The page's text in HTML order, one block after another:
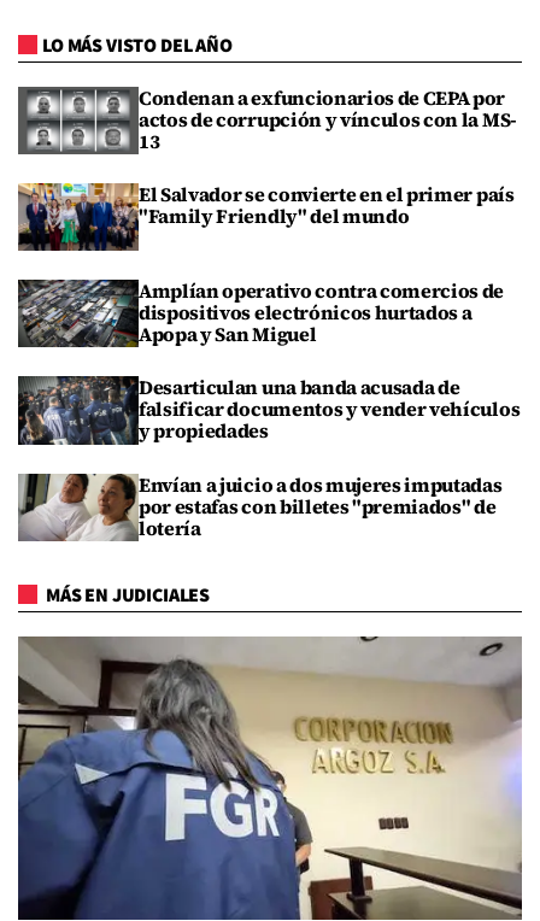
LO MÁS VISTO DEL AÑO
Condenan a exfuncionarios de CEPA por
actos de corrupción y vínculos con la MS-
13
El Salvador se convierte en el primer país
"Family Friendly" del mundo
Amplían operativo contra comercios de
dispositivos electrónicos hurtados a
Apopa y San Miguel
Desarticulan una banda acusada de
falsificar documentos y vender vehículos
y propiedades
Envían a juicio a dos mujeres imputadas
por estafas con billetes "premiados" de
lotería
MÁS EN JUDICIALES